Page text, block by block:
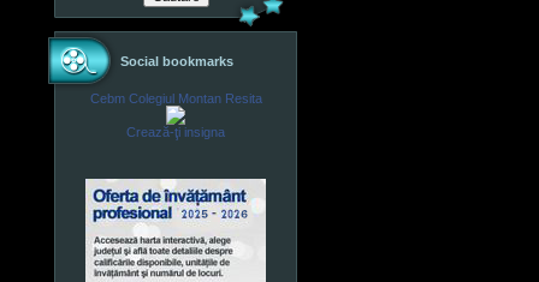
Social bookmarks
Cebm Colegiul Montan Resita
Crează-ţi insigna